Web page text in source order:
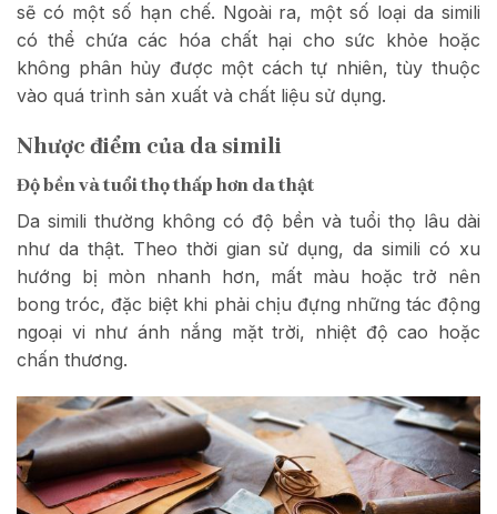
sẽ có một số hạn chế. Ngoài ra, một số loại da simili
có thể chứa các hóa chất hại cho sức khỏe hoặc
không phân hủy được một cách tự nhiên, tùy thuộc
vào quá trình sản xuất và chất liệu sử dụng.
Nhược điểm của da simili
Độ bền và tuổi thọ thấp hơn da thật
Da simili thường không có độ bền và tuổi thọ lâu dài
như da thật. Theo thời gian sử dụng, da simili có xu
hướng bị mòn nhanh hơn, mất màu hoặc trở nên
bong tróc, đặc biệt khi phải chịu đựng những tác động
ngoại vi như ánh nắng mặt trời, nhiệt độ cao hoặc
chấn thương.